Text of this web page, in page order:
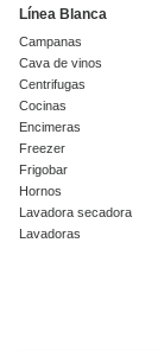
Línea Blanca
Campanas
Cava de vinos
Centrifugas
Cocinas
Encimeras
Freezer
Frigobar
Hornos
Lavadora secadora
Lavadoras